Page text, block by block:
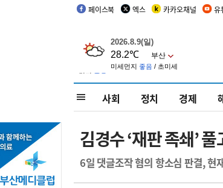
페이스북 엑스 카카오채널 유
사회 정치 경제
김경수 ‘재판 족쇄’
6일 댓글조작 혐의 항소심 판결,